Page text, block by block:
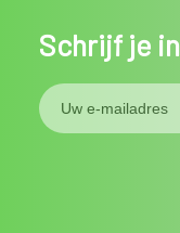
Schrijf je